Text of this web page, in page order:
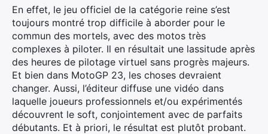
En effet, le jeu officiel de la catégorie reine s’est
toujours montré trop difficile à aborder pour le
commun des mortels, avec des motos très
complexes à piloter. Il en résultait une lassitude après
des heures de pilotage virtuel sans progrès majeurs.
Et bien dans MotoGP 23, les choses devraient
changer. Aussi, l’éditeur diffuse une vidéo dans
laquelle joueurs professionnels et/ou expérimentés
découvrent le soft, conjointement avec de parfaits
débutants. Et à priori, le résultat est plutôt probant.